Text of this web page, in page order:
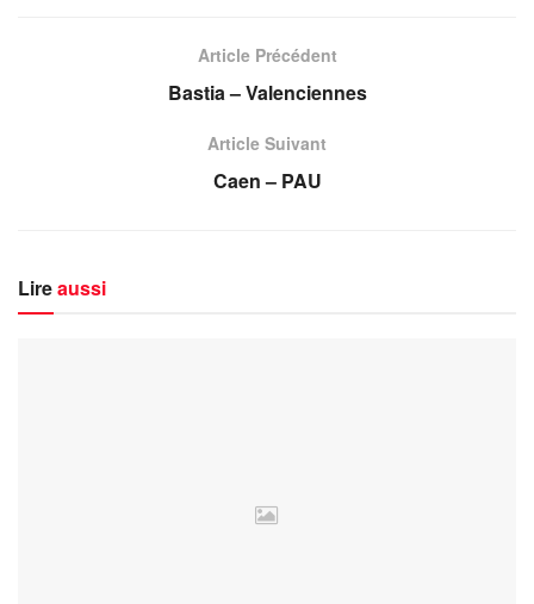
Article Précédent
Bastia – Valenciennes
Article Suivant
Caen – PAU
Lireaussi